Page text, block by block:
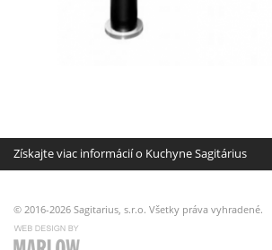
Získajte viac informácií o Kuchyne Sagitárius
© 2016-2026 Sagitarius, s.r.o. Všetky práva vyhradené.